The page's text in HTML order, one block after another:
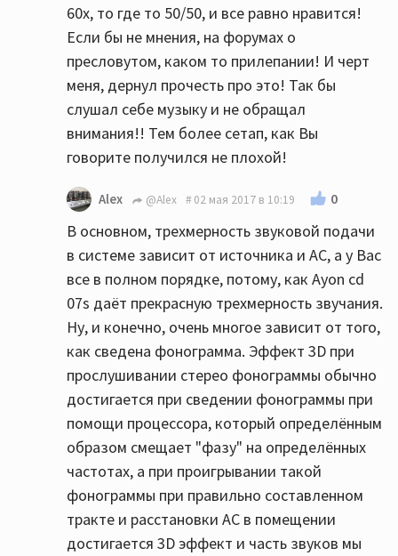
60х, то где то 50/50, и все равно нравится!
Если бы не мнения, на форумах о
пресловутом, каком то прилепании! И черт
меня, дернул прочесть про это! Так бы
слушал себе музыку и не обращал
внимания!! Тем более сетап, как Вы
говорите получился не плохой!
Alex @Alex 02 мая 2017 в 10:19 0
В основном, трехмерность звуковой подачи
в системе зависит от источника и АС, а у Вас
все в полном порядке, потому, как Ayon cd
07s даёт прекрасную трехмерность звучания.
Ну, и конечно, очень многое зависит от того,
как сведена фонограмма. Эффект 3D при
прослушивании стерео фонограммы обычно
достигается при сведении фонограммы при
помощи процессора, который определённым
образом смещает "фазу" на определённых
частотах, а при проигрывании такой
фонограммы при правильно составленном
тракте и расстановки АС в помещении
достигается 3D эффект и часть звуков мы